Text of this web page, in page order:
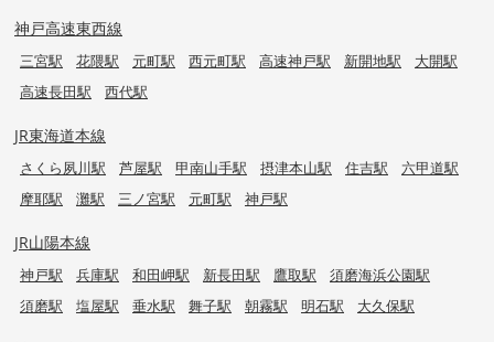
神戸高速東西線
三宮駅 花隈駅 元町駅 西元町駅 高速神戸駅 新開地駅
大開駅
高速長田駅
西代駅
JR東海道本線
さくら夙川駅 芦屋駅 甲南山手駅 摂津本山駅 住吉駅
六甲道駅
摩耶駅
灘駅 三ノ宮駅 元町駅 神戸駅
JR山陽本線
神戸駅 兵庫駅 和田岬駅 新長田駅 鷹取駅
須磨海浜公園駅
須磨駅
塩屋駅 垂水駅 舞子駅 朝霧駅 明石駅 大久保駅